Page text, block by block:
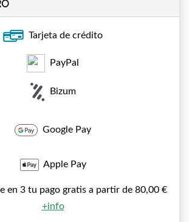
Tarjeta de crédito
PayPal
Bizum
Google Pay
Apple Pay
en 3 tu pago gratis a partir de 80,00 €
+info